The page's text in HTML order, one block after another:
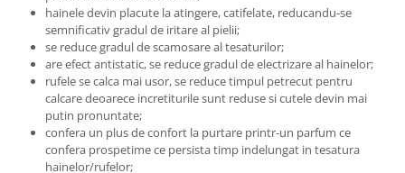
hainele devin placute la atingere, catifelate, reducandu-se
semnificativ gradul de iritare al pielii;
se reduce gradul de scamosare al tesaturilor;
are efect antistatic, se reduce gradul de electrizare al hainelor;
rufele se calca mai usor, se reduce timpul petrecut pentru
calcare deoarece incretiturile sunt reduse si cutele devin mai
putin pronuntate;
confera un plus de confort la purtare printr-un parfum ce
confera prospetime ce persista timp indelungat in tesatura
hainelor/rufelor;